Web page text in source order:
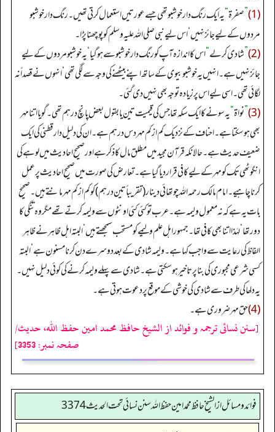
(1)
”صفرۃ“یہ ایک رنگ دار خوشبو تھی جسے عورتیں استعمال کرتی تھیں۔ رنگ دار خوشبو
مردوں کے لیے جائز نہیں‘ اس لیے نبی صلی اللہ علیہ وسلم کو پوچھنا پڑا۔
(2)
”شادی کرلے“اس کا اندازہ آپ کو رنگ دار خوشبو سے ہوگیا‘ یہ خوشبو مردوں کے لیے
جائز نہیں ہے۔ انہیں یہ خوشبو بیوی کے ساتھ اپنے بیٹھنے کی وجہ سے لگی تھی‘ انہوں نے قصداً نہ
لگائی تھی۔ اسی لیے اس پر زیادہ توجہ بھی نہیں دی گئی۔
(3)
”نواۃ“یہ سونے کا ایک سکہ تھا جس کی قیمیت تین یا بقول بعض پانچ درہم تھی۔ گویا اتنا مہر
بھی ہوسکتا ہے۔ احناف کے نزدیک کم از کم مہردس درہم ہے۔ ان کی دلیل دار قطنی کی ایک
ضعیف حدیث ہے۔ حالانکہ قرآن مجید میں مطلق مال کا ذکر ہے اور صحیح احادیث میں لوہے کی
انگوٹھی تک کو مہر کے لیے کافی قراردیا گیا ہے۔ تعارض کی صورت میں صحیح احادیث پر عمل
کرنا چاہیے۔ امام مالک رحمہ اللہ چوتھائی دینار (تقریباً تین درہم) کو کم ازکم مہرمانتے ہیں۔ صحیح
بات یہ ہے کہ نہ معمول ولیمہ ہے۔ عرب تو کئی کئی اونٹوں سے ولیمہ کرتے تھے مگر وہ تنگی کا
دور تھا‘ لہٰذا اتنا بھی کافی تھا۔ جمہور اہل علم ولیمے کو مستحب سمجھتے ہیں‘ البتہ اہل ظاہر نے ظاہر
الفاظ کی رعایت سے واجب کہا ہے۔ ولیمہ شادی کے بعد دوسرے دن کرنا مسنون ہے‘ البتہ
کسی شرعی مجبوری کی بنا پر تاخیر ہوسکتی ہے۔ شادی سے پہلے ولیمہ کرنے کی کوئی دلیل نہیں۔
یہ دلھا کی طرف سے شادی کی خوشی کے موقع پر دعوت ہوتی ہے۔
(4) حق مہر ضروری ہے۔
[سنن نسائی ترجمہ و فوائد از الشیخ حافظ محمد امین حفظ اللہ، حدیث/
صفحہ نمبر: 3353]
فوائد ومسائل از الشيخ حافظ محمد امين حفظ الله سنن نسائي تحت الحديث3374